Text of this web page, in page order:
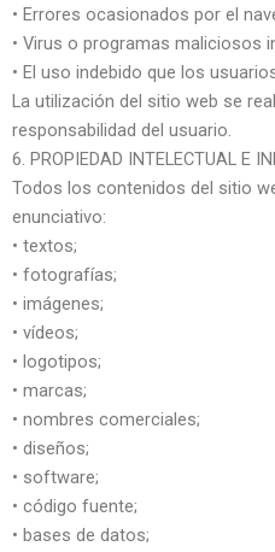
• Errores ocasionados por el
• Virus o programas maliciosos
• El uso indebido que los
La utilización del sitio web se
responsabilidad del usuario.
6. PROPIEDAD INTELECTUAL E
Todos los contenidos del sitio
enunciativo:
• textos;
• fotografías;
• imágenes;
• vídeos;
• logotipos;
• marcas;
• nombres comerciales;
• diseños;
• software;
• código fuente;
• bases de datos;